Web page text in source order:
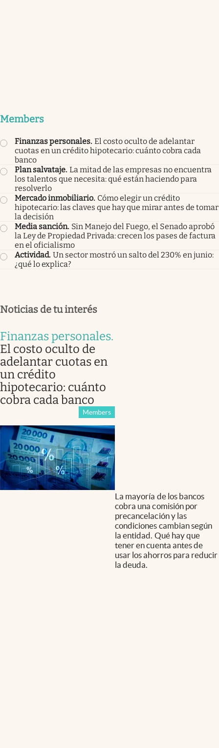
Members
Finanzas personales. El costo oculto de adelantar
cuotas en un crédito hipotecario: cuánto cobra cada
banco
Plan salvataje. La mitad de las empresas no encuentra
los talentos que necesita: qué están haciendo para
resolverlo
Mercado inmobiliario. Cómo elegir un crédito
hipotecario: las claves que hay que mirar antes de tomar
la decisión
Media sanción. Sin Manejo del Fuego, el Senado aprobó
la Ley de Propiedad Privada: crecen los pases de factura
en el oficialismo
Actividad. Un sector mostró un salto del 230% en junio:
¿qué lo explica?
Noticias de tu interés
Finanzas personales.
El costo oculto de
adelantar cuotas en
un crédito
hipotecario: cuánto
cobra cada banco
Members
La mayoría de los bancos
cobra una comisión por
precancelación y las
condiciones cambian según
la entidad. Qué hay que
tener en cuenta antes de
usar los ahorros para reducir
la deuda.